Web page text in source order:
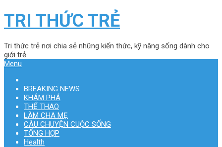
TRI THỨC TRẺ
Tri thức trẻ nơi chia sẻ những kiến thức, kỹ năng sống dành cho
giới trẻ.
Menu
BREAKING NEWS
KHÁM PHÁ
THỂ THAO
LÀM CHA MẸ
CÂU CHUYỆN CUỘC SỐNG
TỔNG HỢP
Health